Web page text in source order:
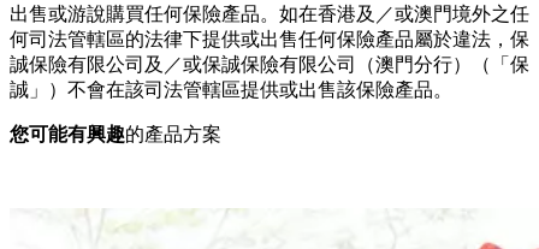
出售或游說購買任何保險產品。如在香港及／或澳門境外之任
何司法管轄區的法律下提供或出售任何保險產品屬於違法，保
誠保險有限公司及／或保誠保險有限公司（澳門分行）（「保
誠」）不會在該司法管轄區提供或出售該保險產品。
您可能有興趣的產品方案